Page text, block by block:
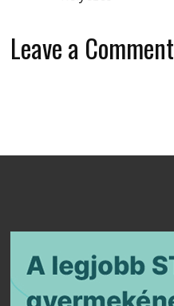
Leave a Comment